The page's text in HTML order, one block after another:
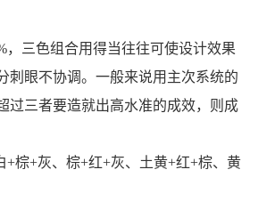
，三色组合用得当往往可使设计效果
刺眼不协调。一般来说用主次系统的
过三者要造就出高水准的成效，则成
棕+灰、棕+红+灰、土黄+红+棕、黄